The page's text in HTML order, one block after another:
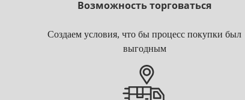
Возможность торговаться
Создаем условия, что бы процесс покупки был
выгодным